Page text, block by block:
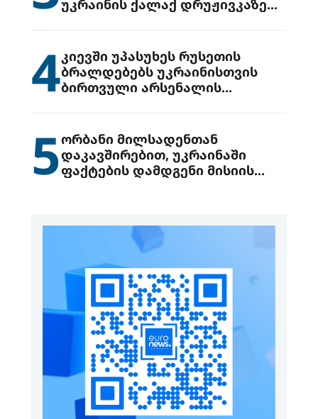
უკრაინის ქალაქ დრუჟივკაზე
4კიევში უპასუხეს რუსეთის
ბრალდებებს უკრაინისთვის
ბირთვული არსენალის
5ორბანი მილსადენთან
დაკავშირებით, უკრაინაში
ფაქტების დამდგენი მისიის